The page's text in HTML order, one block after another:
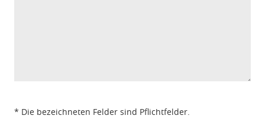
* Die bezeichneten Felder sind Pflichtfelder.